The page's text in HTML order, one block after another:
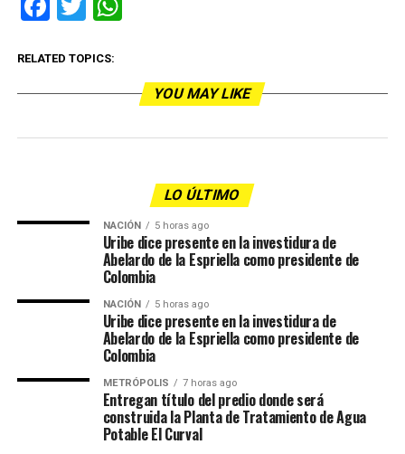
RELATED TOPICS:
YOU MAY LIKE
LO ÚLTIMO
NACIÓN 5 horas ago
Uribe dice presente en la investidura de
Abelardo de la Espriella como presidente de
Colombia
NACIÓN 5 horas ago
Uribe dice presente en la investidura de
Abelardo de la Espriella como presidente de
Colombia
METRÓPOLIS 7 horas ago
Entregan título del predio donde será
construida la Planta de Tratamiento de Agua
Potable El Curval